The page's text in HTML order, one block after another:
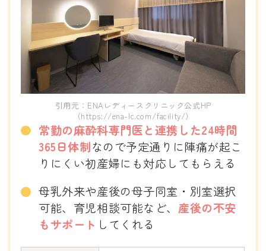
引用元：ENAレディースクリニック公式HP
（https://ena-lc.com/facility/）
常勤の麻酔科専門医と連携した24時間
365日体制なので予定通りに陣痛が起こ
りにくい初産婦にも対応してもらえる
母乳外来や産後の母子同室・別室選択
可能、育児相談可能など、 産後の不安
もサポート してくれる